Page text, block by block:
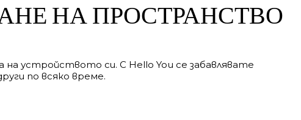
НА ПРОСТРАНСТВО
устройството си. С Hello You се забавлявате
по всяко време.